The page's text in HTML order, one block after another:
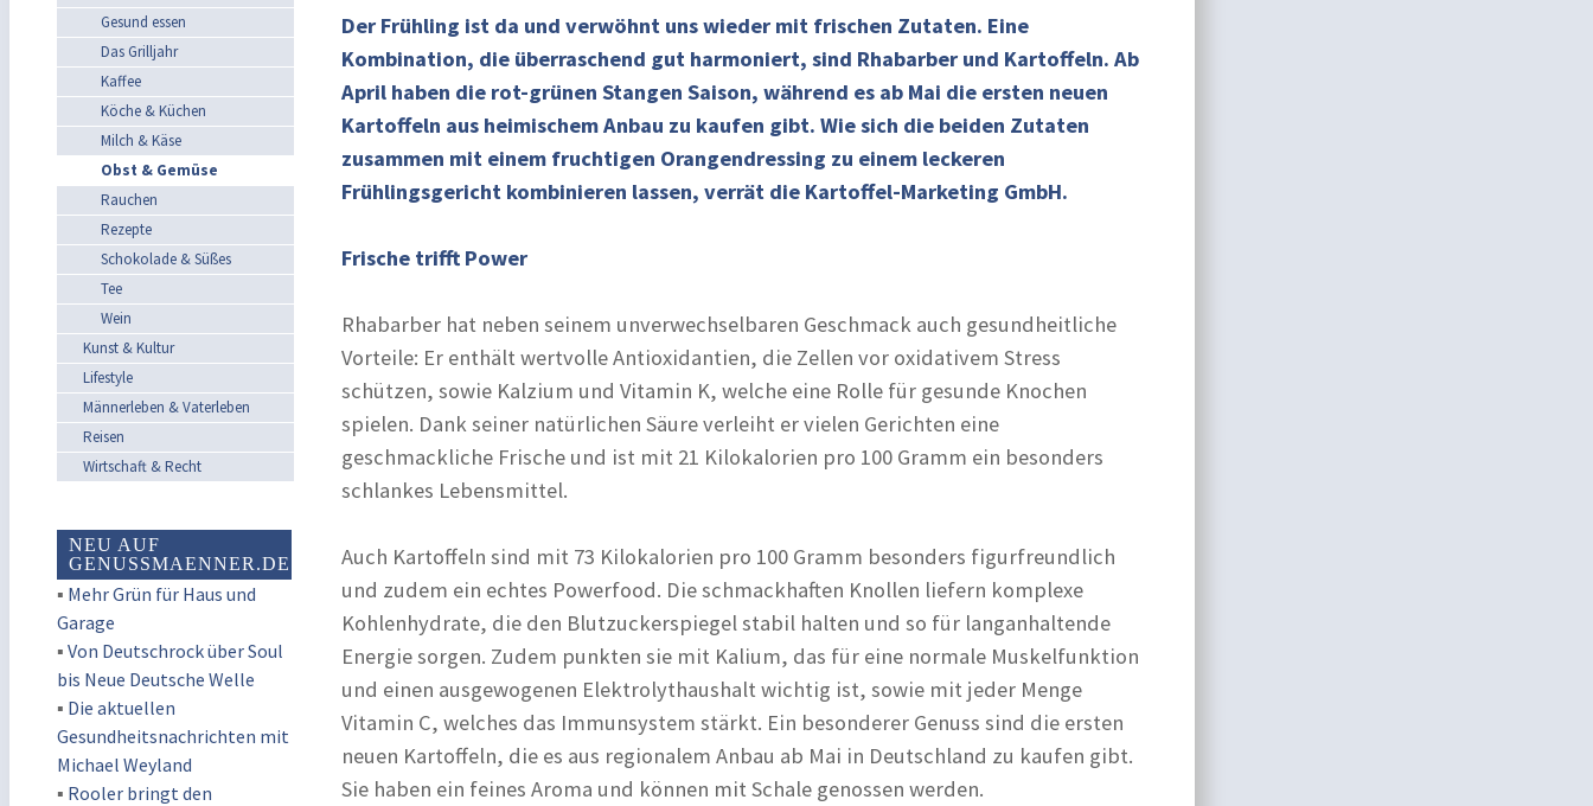
Gesund essen
Das Grilljahr
Kaffee
Köche & Küchen
Milch & Käse
Obst & Gemüse
Rauchen
Rezepte
Schokolade & Süßes
Tee
Wein
Kunst & Kultur
Lifestyle
Männerleben & Vaterleben
Reisen
Wirtschaft & Recht
NEU AUF
GENUSSMAENNER.DE
▪ Mehr Grün für Haus und
Garage
▪ Von Deutschrock über Soul
bis Neue Deutsche Welle
▪ Die aktuellen
Gesundheitsnachrichten mit
Michael Weyland
▪ Rooler bringt den
Der Frühling ist da und verwöhnt uns wieder mit frischen Zutaten. Eine
Kombination, die überraschend gut harmoniert, sind Rhabarber und Kartoffeln. Ab
April haben die rot-grünen Stangen Saison, während es ab Mai die ersten neuen
Kartoffeln aus heimischem Anbau zu kaufen gibt. Wie sich die beiden Zutaten
zusammen mit einem fruchtigen Orangendressing zu einem leckeren
Frühlingsgericht kombinieren lassen, verrät die Kartoffel-Marketing GmbH.
Frische trifft Power
Rhabarber hat neben seinem unverwechselbaren Geschmack auch gesundheitliche
Vorteile: Er enthält wertvolle Antioxidantien, die Zellen vor oxidativem Stress
schützen, sowie Kalzium und Vitamin K, welche eine Rolle für gesunde Knochen
spielen. Dank seiner natürlichen Säure verleiht er vielen Gerichten eine
geschmackliche Frische und ist mit 21 Kilokalorien pro 100 Gramm ein besonders
schlankes Lebensmittel.
Auch Kartoffeln sind mit 73 Kilokalorien pro 100 Gramm besonders figurfreundlich
und zudem ein echtes Powerfood. Die schmackhaften Knollen liefern komplexe
Kohlenhydrate, die den Blutzuckerspiegel stabil halten und so für langanhaltende
Energie sorgen. Zudem punkten sie mit Kalium, das für eine normale Muskelfunktion
und einen ausgewogenen Elektrolythaushalt wichtig ist, sowie mit jeder Menge
Vitamin C, welches das Immunsystem stärkt. Ein besonderer Genuss sind die ersten
neuen Kartoffeln, die es aus regionalem Anbau ab Mai in Deutschland zu kaufen gibt.
Sie haben ein feines Aroma und können mit Schale genossen werden.